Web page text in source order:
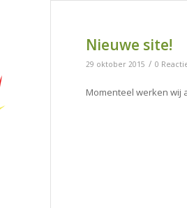
Nieuwe site!
29 oktober 2015 / 0
Momenteel werken wij